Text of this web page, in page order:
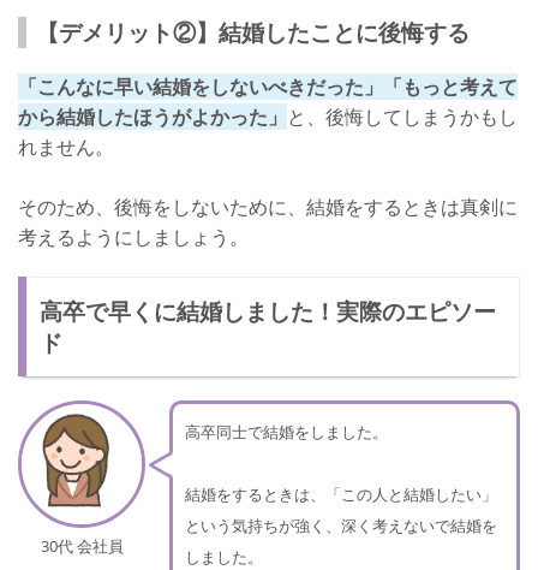
【デメリット②】結婚したことに後悔する
「こんなに早い結婚をしないべきだった」「もっと考えて
から結婚したほうがよかった」 と、後悔してしまうかもし
れません。
そのため、後悔をしないために、結婚をするときは真剣に
考えるようにしましょう。
高卒で早くに結婚しました！実際のエピソー
ド
30代 会社員
高卒同士で結婚をしました。
結婚をするときは、「この人と結婚したい」
という気持ちが強く、深く考えないで結婚を
しました。